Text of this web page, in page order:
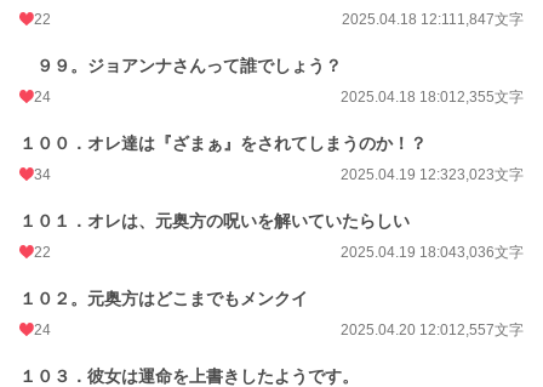
22 2025.04.18 12:111,847文字
９９。ジョアンナさんって誰でしょう？
24 2025.04.18 18:012,355文字
１００．オレ達は『ざまぁ』をされてしまうのか！？
34 2025.04.19 12:323,023文字
１０１．オレは、元奥方の呪いを解いていたらしい
22 2025.04.19 18:043,036文字
１０２。元奥方はどこまでもメンクイ
24 2025.04.20 12:012,557文字
１０３．彼女は運命を上書きしたようです。